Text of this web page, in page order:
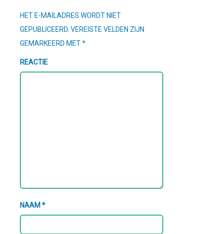
HET E-MAILADRES WORDT NIET
GEPUBLICEERD. VEREISTE VELDEN ZIJN
GEMARKEERD MET*
REACTIE
NAAM *